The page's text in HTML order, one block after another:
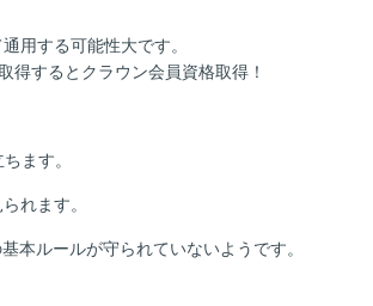
用する可能性大です。
するとクラウン会員資格取得！
ます。
れます。
本ルールが守られていないようです。